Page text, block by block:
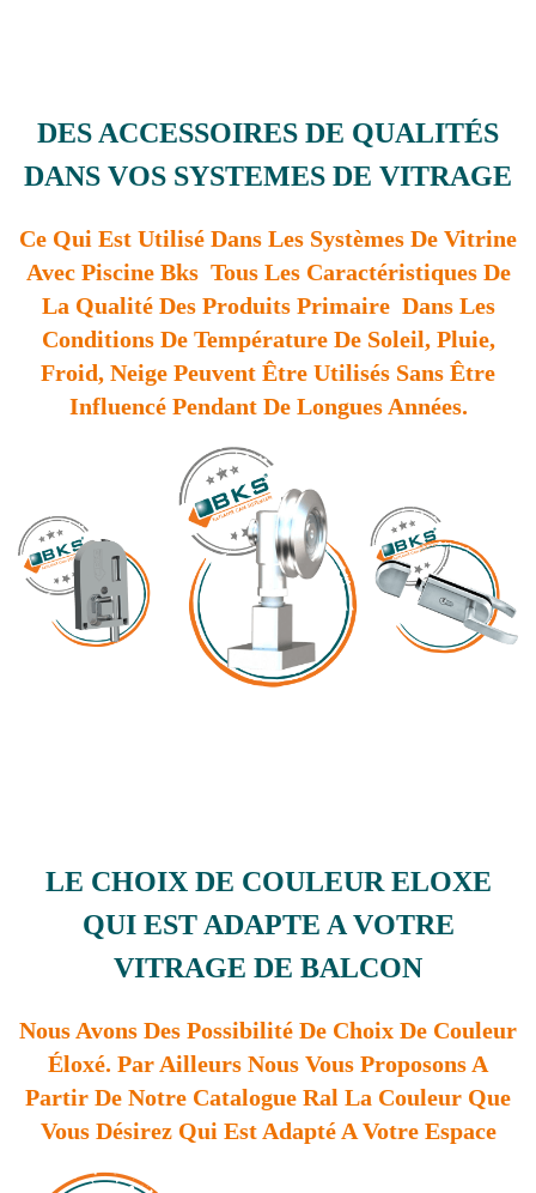
DES ACCESSOIRES DE QUALITÉS
DANS VOS SYSTEMES DE VITRAGE
Ce Qui Est Utilisé Dans Les Systèmes De Vitrine
Avec Piscine Bks Tous Les Caractéristiques De
La Qualité Des Produits Primaire Dans Les
Conditions De Température De Soleil, Pluie,
Froid, Neige Peuvent Être Utilisés Sans Être
Influencé Pendant De Longues Années.
LE CHOIX DE COULEUR ELOXE
QUI EST ADAPTE A VOTRE
VITRAGE DE BALCON
Nous Avons Des Possibilité De Choix De Couleur
Éloxé. Par Ailleurs Nous Vous Proposons A
Partir De Notre Catalogue Ral La Couleur Que
Vous Désirez Qui Est Adapté A Votre Espace